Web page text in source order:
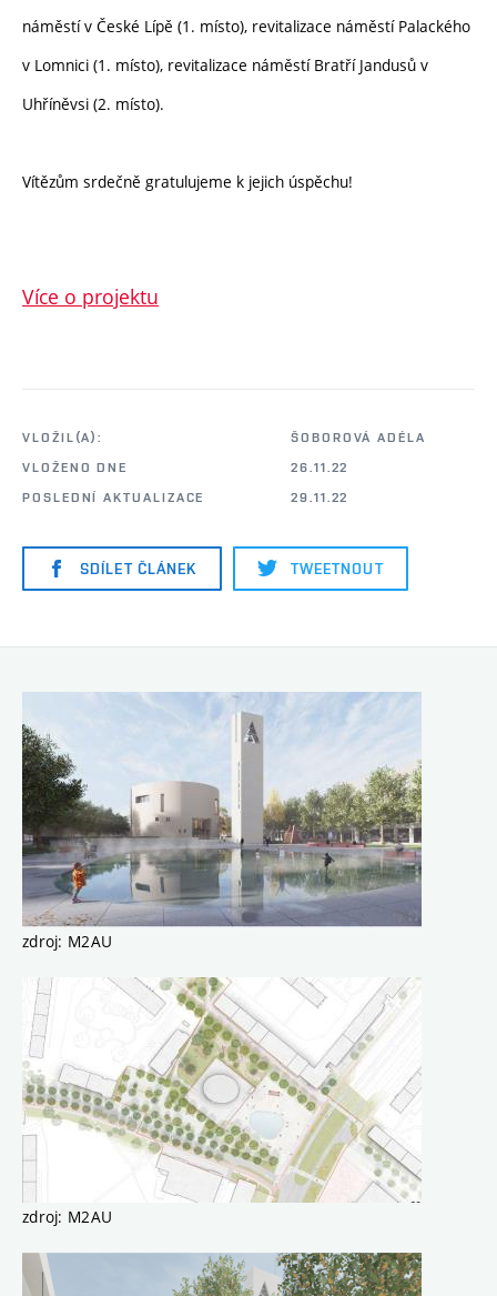
náměstí v České Lípě (1. místo), revitalizace náměstí Palackého
v Lomnici (1. místo), revitalizace náměstí Bratří Jandusů v
Uhříněvsi (2. místo).
Vítězům srdečně gratulujeme k jejich úspěchu!
Více o projektu
VLOŽIL(A):
ŠOBOROVÁ ADÉLA
VLOŽENO DNE
26.11.22
POSLEDNÍ AKTUALIZACE
29.11.22
SDÍLET ČLÁNEK TWEETNOUT
zdroj: M2AU
zdroj: M2AU